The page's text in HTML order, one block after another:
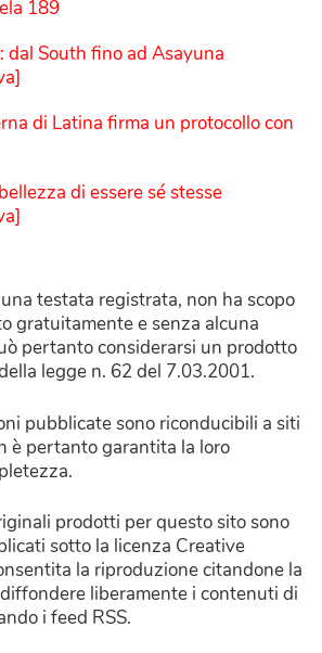
189
dal South fino ad Asayuna
di Latina firma un protocollo con
di essere sé stesse
testata registrata, non ha scopo
gratuitamente e senza alcuna
pertanto considerarsi un prodotto
legge n. 62 del 7.03.2001.
pubblicate sono riconducibili a siti
è pertanto garantita la loro
prodotti per questo sito sono
sotto la licenza Creative
la riproduzione citandone la
liberamente i contenuti di
i feed RSS.